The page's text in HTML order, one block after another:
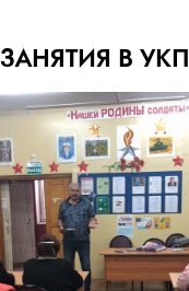
ЗАНЯТИЯ В УКП